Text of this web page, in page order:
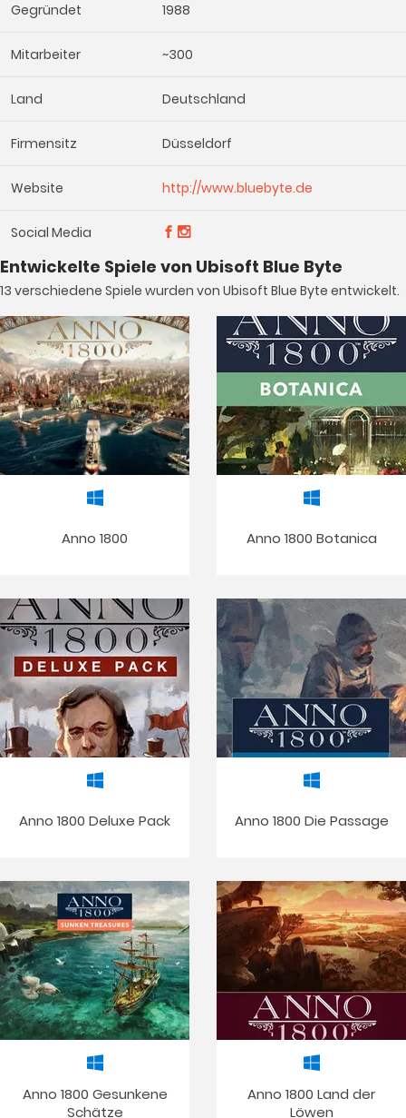
Gegründet 1988
Mitarbeiter ~300
Land Deutschland
Firmensitz Düsseldorf
Website http://www.bluebyte.de
Social Media
Entwickelte Spiele von Ubisoft Blue Byte
13 verschiedene Spiele wurden von Ubisoft Blue Byte entwickelt.
Anno 1800 Anno 1800 Botanica
Anno 1800 Deluxe Pack Anno 1800 Die Passage
Anno 1800 Gesunkene
Schätze
Anno 1800 Land der
Löwen